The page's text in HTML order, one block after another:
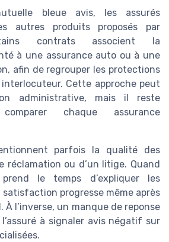
bleue avis, les assurés
autres produits proposés par
contrats associent la
à une assurance auto ou à une
afin de regrouper les protections
interlocuteur. Cette approche peut
administrative, mais il reste
chaque assurance
parfois la qualité des
réclamation ou d’un litige. Quand
le temps d’expliquer les
satisfaction progresse même après
l’inverse, un manque de reponse
à signaler avis négatif sur